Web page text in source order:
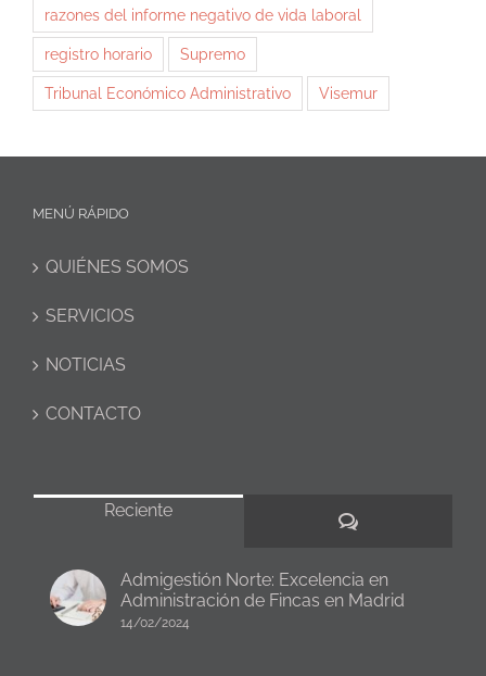
razones del informe negativo de vida laboral
registro horario Supremo
Tribunal Económico Administrativo Visemur
MENÚ RÁPIDO
QUIÉNES SOMOS
SERVICIOS
NOTICIAS
CONTACTO
Reciente
Comentarios
Admigestión Norte: Excelencia en
Administración de Fincas en Madrid
14/02/2024